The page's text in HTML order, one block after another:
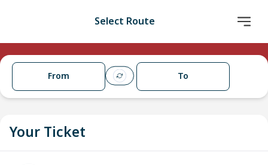
Select Route
From To
Your Ticket